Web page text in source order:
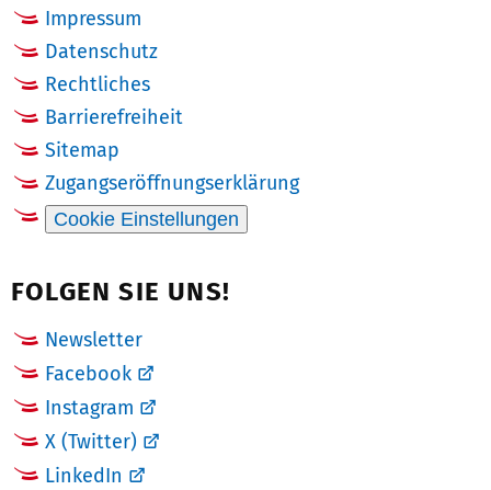
Impressum
Datenschutz
Rechtliches
Barrierefreiheit
Sitemap
Zugangseröffnungserklärung
Cookie Einstellungen
FOLGEN SIE UNS!
Newsletter
Facebook
Instagram
X (Twitter)
LinkedIn